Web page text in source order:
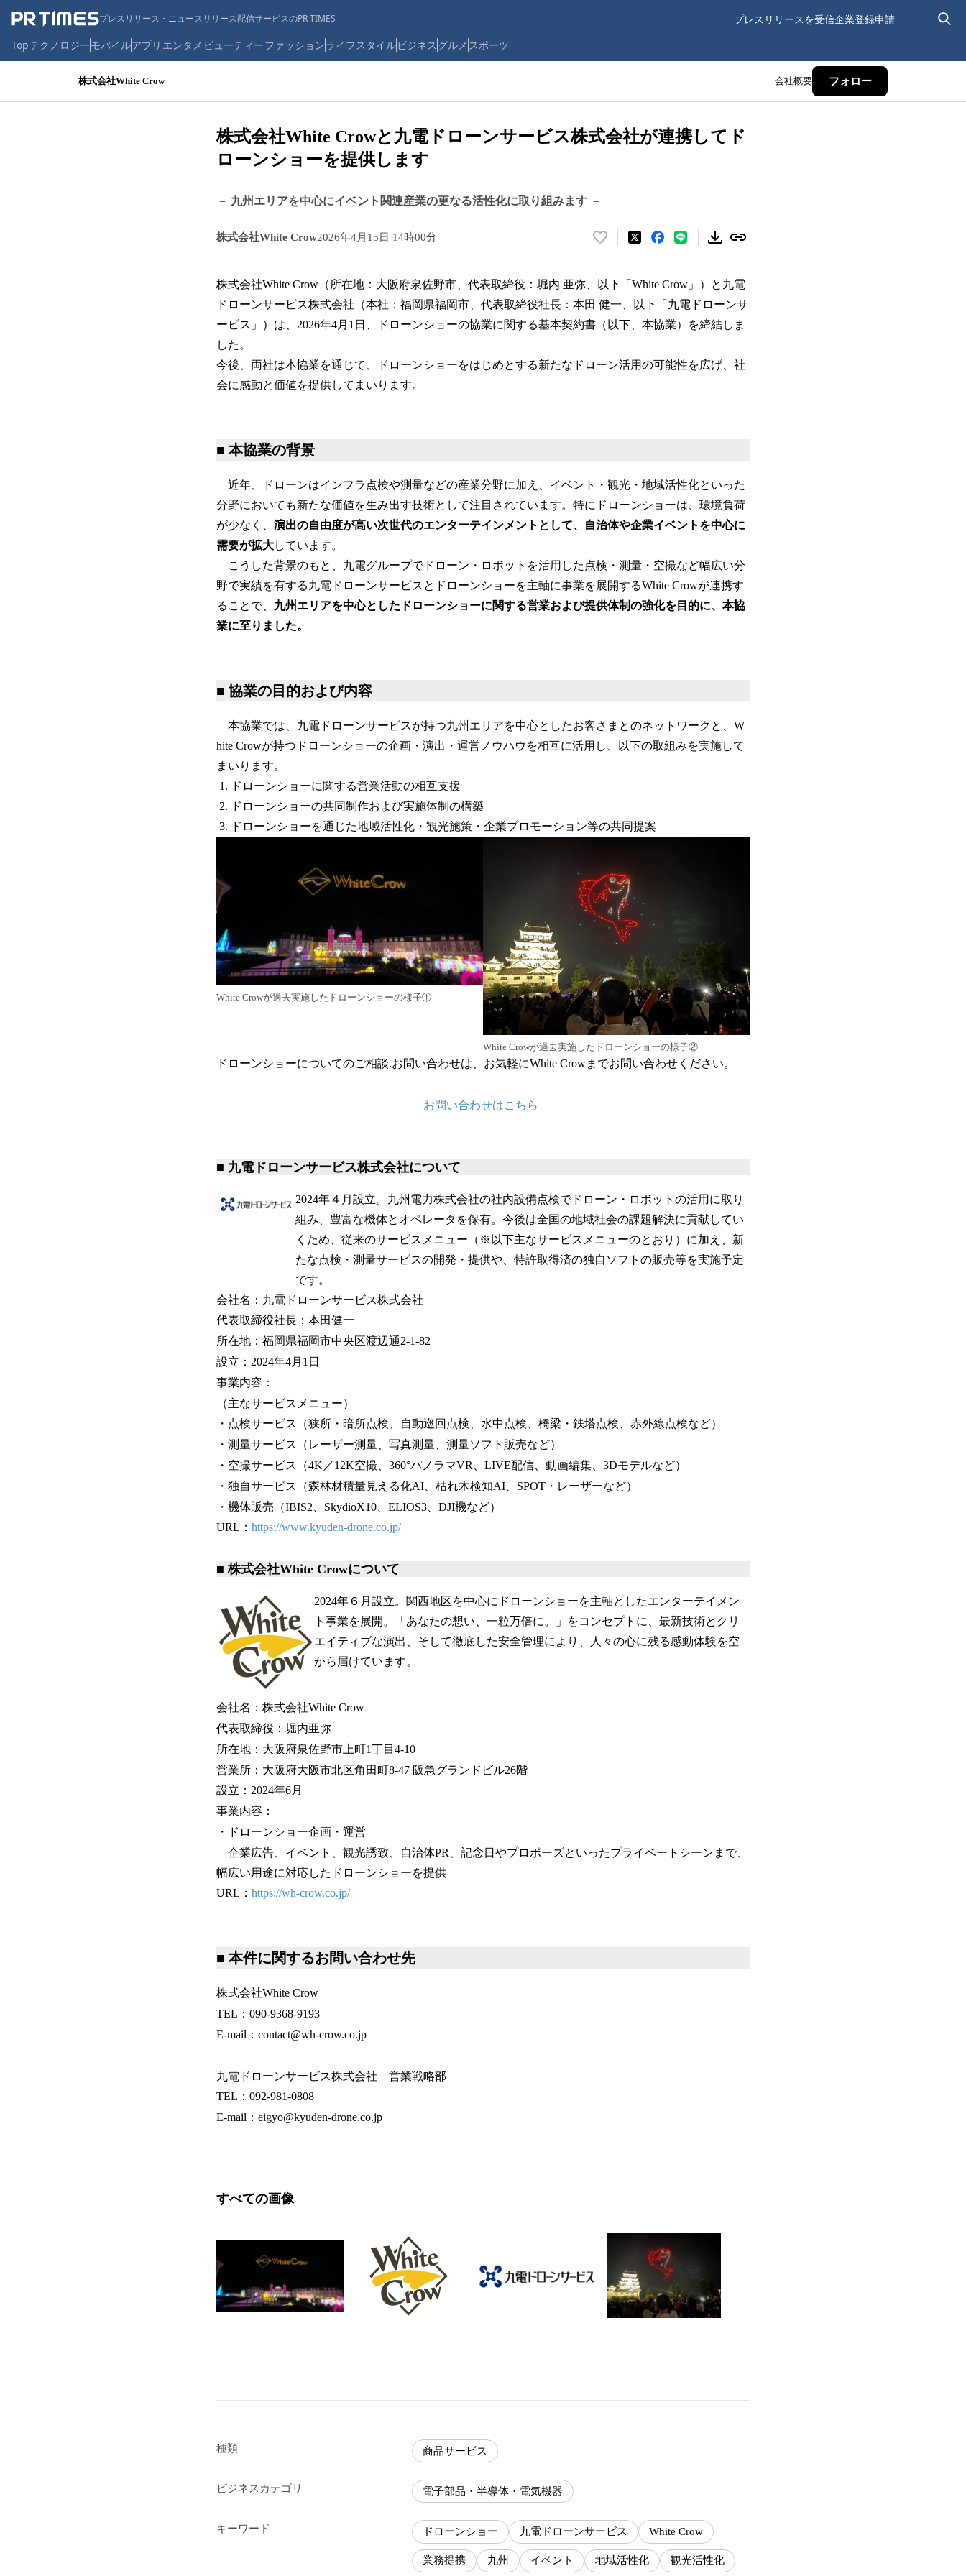
プレスリリース・ニュースリリース配信サービスのPR TIMES プレスリリースを受信企業登録申請
Topテクノロジーモバイルアプリ エンタメ ビューティーファッションライフスタイルビジネス グルメ スポーツ
株式会社White Crow 会社概要 フォロー
株式会社White Crowと九電ドローンサービス株式会社が連携してド
ローンショーを提供します
－ 九州エリアを中心にイベント関連産業の更なる活性化に取り組みます －
株式会社White Crow2026年4月15日 14時00分
い
！
数
を
読
込
株式会社White Crow（所在地：大阪府泉佐野市、代表取締役：堀内 亜弥、以下「White Crow」）と九電
ドローンサービス株式会社（本社：福岡県福岡市、代表取締役社長：本田 健一、以下「九電ドローンサ
ービス」）は、2026年4月1日、ドローンショーの協業に関する基本契約書（以下、本協業）を締結しま
した。
今後、両社は本協業を通じて、ドローンショーをはじめとする新たなドローン活用の可能性を広げ、社
会に感動と価値を提供してまいります。
■ 本協業の背景
近年、ドローンはインフラ点検や測量などの産業分野に加え、イベント・観光・地域活性化といった
分野においても新たな価値を生み出す技術として注目されています。特にドローンショーは、環境負荷
が少なく、 演出の自由度が高い次世代のエンターテインメントとして、自治体や企業イベントを中心に
需要が拡大しています。
こうした背景のもと、九電グループでドローン・ロボットを活用した点検・測量・空撮など幅広い分
野で実績を有する九電ドローンサービスとドローンショーを主軸に事業を展開するWhite Crowが連携す
ることで、 九州エリアを中心としたドローンショーに関する営業および提供体制の強化を目的に、本協
業に至りました。
■ 協業の目的および内容
本協業では、九電ドローンサービスが持つ九州エリアを中心としたお客さまとのネットワークと、W
hite Crowが持つドローンショーの企画・演出・運営ノウハウを相互に活用し、以下の取組みを実施して
まいります。
ドローンショーに関する営業活動の相互支援
ドローンショーの共同制作および実施体制の構築
ドローンショーを通じた地域活性化・観光施策・企業プロモーション等の共同提案
White Crowが過去実施したドローンショーの様子①
White Crowが過去実施したドローンショーの様子②
ドローンショーについてのご相談.お問い合わせは、お気軽にWhite Crowまでお問い合わせください。
お問い合わせはこちら
■ 九電ドローンサービス株式会社について
2024年４月設立。九州電力株式会社の社内設備点検でドローン・ロボットの活用に取り
組み、豊富な機体とオペレータを保有。今後は全国の地域社会の課題解決に貢献してい
くため、従来のサービスメニュー（※以下主なサービスメニューのとおり）に加え、新
たな点検・測量サービスの開発・提供や、特許取得済の独自ソフトの販売等を実施予定
です。
会社名：九電ドローンサービス株式会社
代表取締役社長：本田健一
所在地：福岡県福岡市中央区渡辺通2-1-82
設立：2024年4月1日
事業内容：
（主なサービスメニュー）
・点検サービス（狭所・暗所点検、自動巡回点検、水中点検、橋梁・鉄塔点検、赤外線点検など）
・測量サービス（レーザー測量、写真測量、測量ソフト販売など）
・空撮サービス（4K／12K空撮、360°パノラマVR、LIVE配信、動画編集、3Dモデルなど）
・独自サービス（森林材積量見える化AI、枯れ木検知AI、SPOT・レーザーなど）
・機体販売（IBIS2、SkydioX10、ELIOS3、DJI機など）
URL： https://www.kyuden-drone.co.jp/
■ 株式会社White Crowについて
2024年６月設立。関西地区を中心にドローンショーを主軸としたエンターテイメン
ト事業を展開。「あなたの想い、一粒万倍に。」をコンセプトに、最新技術とクリ
エイティブな演出、そして徹底した安全管理により、人々の心に残る感動体験を空
から届けています。
会社名：株式会社White Crow
代表取締役：堀内亜弥
所在地：大阪府泉佐野市上町1丁目4-10
営業所：大阪府大阪市北区角田町8-47 阪急グランドビル26階
設立：2024年6月
事業内容：
・ドローンショー企画・運営
企業広告、イベント、観光誘致、自治体PR、記念日やプロポーズといったプライベートシーンまで、
幅広い用途に対応したドローンショーを提供
URL： https://wh-crow.co.jp/
■ 本件に関するお問い合わせ先
株式会社White Crow
TEL：090-9368-9193
E-mail：contact@wh-crow.co.jp
九電ドローンサービス株式会社 営業戦略部
TEL：092-981-0808
E-mail：eigyo@kyuden-drone.co.jp
すべての画像
種類 商品サービス
ビジネスカテゴリ 電子部品・半導体・電気機器
キーワード ドローンショー 九電ドローンサービス White Crow
業務提携 九州 イベント 地域活性化 観光活性化